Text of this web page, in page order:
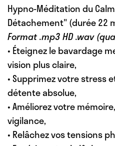
Hypno-Méditation du
Détachement"(durée 22
Format .mp3 HD .wav
• Éteignez le bavardage
vision plus claire,
• Supprimez votre stress
détente absolue,
• Améliorez votre
vigilance,
• Relâchez vos tensions